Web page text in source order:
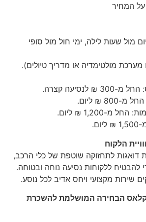
מול שעות לילה, ימי חול מול סופי
מערכת מולטימדיה או מדריך טיולים).
לנסיעה קצרה.
הלקוח
לתחזוקה שוטפת של כלי הרכב,
להבטיח ללקוחות נסיעה נוחה ובטוחה.
שירות מקצועי ויחס אדיב לכל נוסע.
הבחירה המושלמת להשכרת